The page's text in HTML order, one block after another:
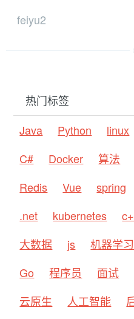
feiyu2
热门标签
Java
Python linux
C#
Docker 算法
Redis
Vue spring
.net
kubernetes
大数据
js 机器学习
Go
程序员 面试
云原生
人工智能